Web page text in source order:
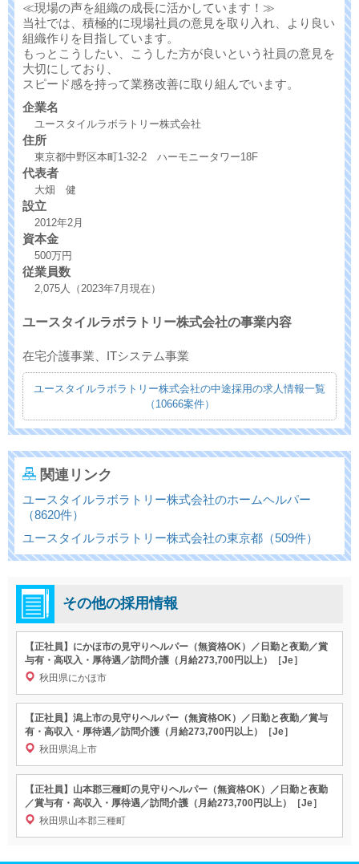
≪現場の声を組織の成長に活かしています！≫
当社では、積極的に現場社員の意見を取り入れ、より良い
組織作りを目指しています。
もっとこうしたい、こうした方が良いという社員の意見を
大切にしており、
スピード感を持って業務改善に取り組んでいます。
企業名
ユースタイルラボラトリー株式会社
住所
東京都中野区本町1-32-2 ハーモニータワー18F
代表者
大畑 健
設立
2012年2月
資本金
500万円
従業員数
2,075人（2023年7月現在）
ユースタイルラボラトリー株式会社の事業内容
在宅介護事業、ITシステム事業
ユースタイルラボラトリー株式会社の中途採用の求人情報一覧
（10666案件）
関連リンク
ユースタイルラボラトリー株式会社のホームヘルパー
（8620件）
ユースタイルラボラトリー株式会社の東京都（509件）
その他の採用情報
【正社員】にかほ市の見守りヘルパー（無資格OK）／日勤と夜勤／賞
与有・高収入・厚待遇／訪問介護（月給273,700円以上）［Je］
秋田県にかほ市
【正社員】潟上市の見守りヘルパー（無資格OK）／日勤と夜勤／賞与
有・高収入・厚待遇／訪問介護（月給273,700円以上）［Je］
秋田県潟上市
【正社員】山本郡三種町の見守りヘルパー（無資格OK）／日勤と夜勤
／賞与有・高収入・厚待遇／訪問介護（月給273,700円以上）［Je］
秋田県山本郡三種町